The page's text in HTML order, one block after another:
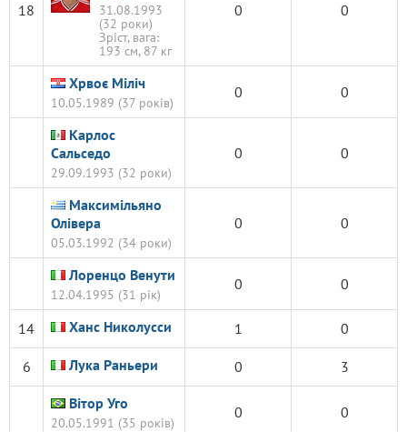
18
31.08.1993
(32 роки)
Зріст, вага:
193 см, 87 кг
0 0
Хрвоє Міліч
10.05.1989 (37 років)
0 0
Карлос
Сальседо
29.09.1993 (32 роки)
0 0
Максимільяно
Олівера
05.03.1992 (34 роки)
0 0
Лоренцо Венути
12.04.1995 (31 рік)
0 0
14 Ханс Николусси 1 0
6 Лука Раньери 0
3
Вітор Уго
20.05.1991 (35 років)
0 0